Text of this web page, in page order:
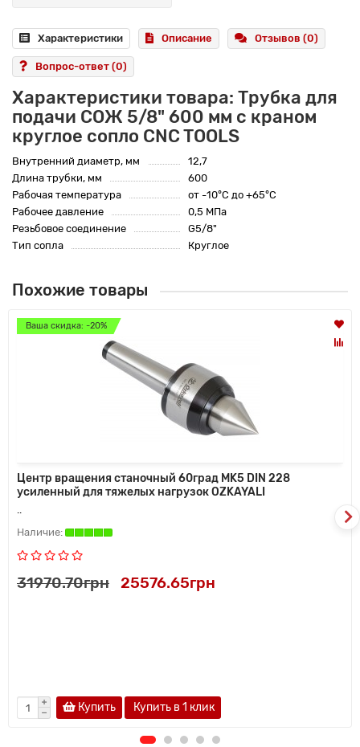
Характеристики Описание Отзывов (0)
Вопрос-ответ (0)
Характеристики товара: Трубка для
подачи СОЖ 5/8" 600 мм с краном
круглое сопло CNC TOOLS
Внутренний диаметр, мм
12,7
Длина трубки, мм
600
Рабочая температура
от -10°C до +65°C
Рабочее давление
0,5 МПа
Резьбовое соединение
G5/8"
Тип сопла
Круглое
Похожие товары
Ваша скидка: -20%
Центр вращения станочный 60град MK5 DIN 228
усиленный для тяжелых нагрузок OZKAYALI
..
31970.70грн 25576.65грн
Купить Купить в 1 клик